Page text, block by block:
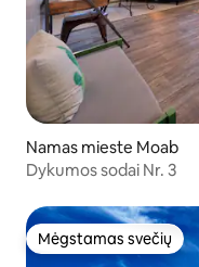
Namas mieste Moab
Dykumos sodai Nr. 3
Mėgstamas svečių
Mėgstamas svečių